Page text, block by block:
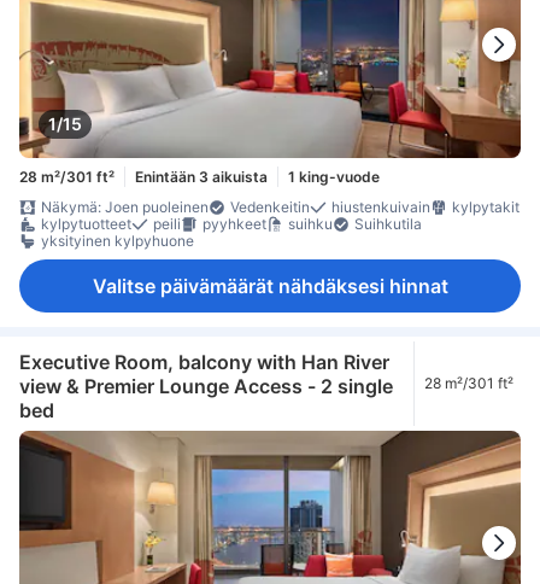
1/15
28 m²/301 ft² Enintään 3 aikuista
1 king-vuode
Näkymä: Joen puoleinen
Vedenkeitin hiustenkuivain
kylpytakit
kylpytuotteet
peili pyyhkeet suihku
Suihkutila
yksityinen kylpyhuone
Valitse päivämäärät nähdäksesi hinnat
Executive Room, balcony with Han River
view & Premier Lounge Access - 2 single
bed
28 m²/301 ft²